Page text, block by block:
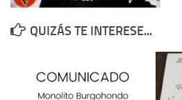
Izquierda Republicana. Navarra
Izquierda Republicana. Galicia
Textos esenciales del republicanismo
QUIZÁS TE INTERESE...